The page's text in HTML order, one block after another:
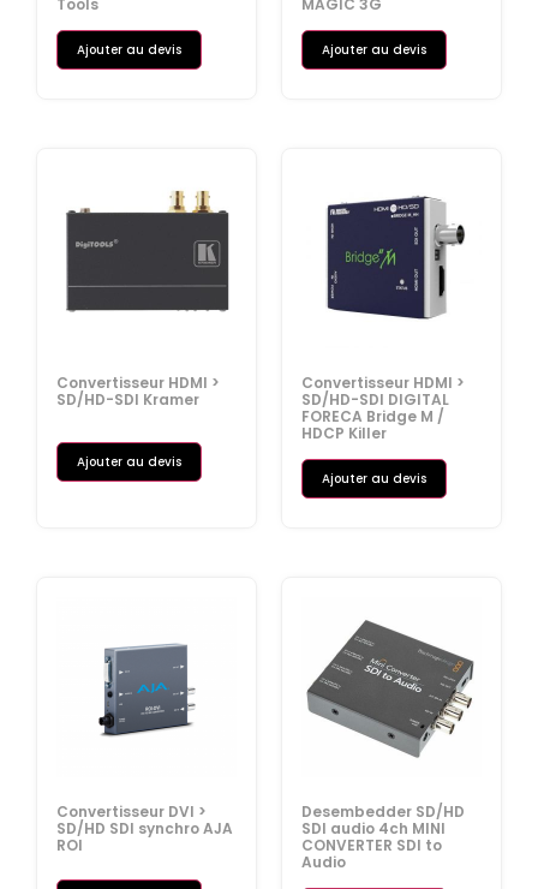
Tools
Ajouter au devis
MAGIC 3G
Ajouter au devis
Convertisseur HDMI >
SD/HD-SDI Kramer
Ajouter au devis
Convertisseur HDMI >
SD/HD-SDI DIGITAL
FORECA Bridge M /
HDCP Killer
Ajouter au devis
Convertisseur DVI >
SD/HD SDI synchro AJA
ROI
Desembedder SD/HD
SDI audio 4ch MINI
CONVERTER SDI to
Audio